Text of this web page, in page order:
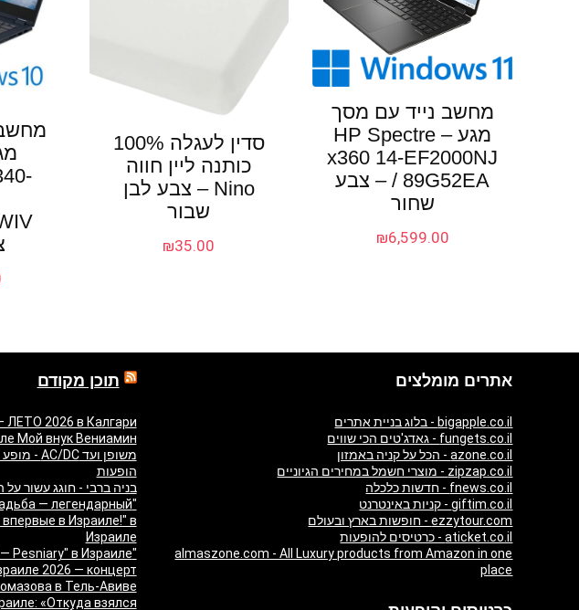
מחשב נייד עם מסך
מגע – HP Spectre
x360 14-EF2000NJ
/ 89G52EA – צבע
שחור
₪6,599.00
סדין לעגלה 100%
כותנה ליין חווה
Nino – צבע לבן
שבור
₪35.00
אתרים מומלצים
bigapple.co.il - בלוג בניית אתרים
fungets.co.il - גאדג'טים הכי שווים
azone.co.il - הכל על קניה באמזון
zipzap.co.il - מוצרי חשמל במחירים הגיוניים
fnews.co.il - חדשות כלכלה
giftim.co.il - קניות באינטרנט
ezzytour.com - חופשות בארץ ובעולם
aticket.co.il - כרטיסים להופעות
almaszone.com - All Luxury products from Amazon in one
place
תוכן מקודם
— ЛЕТО 2026 в Калгари
Мой внук Вениамин
הופעות
בניה ברבי - חוגג עשור על הבמות! 2026 -
— легендарный
в Израиле!" в
Израиле
"Песняры — Pesniary" в Израиле
2026 — концерт
в Тель-Авиве
«Откуда взялся